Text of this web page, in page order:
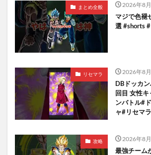
まとめ全般 2026年8
マジで色褪
選 #shorts
リセマラ 2026年8
DBドッカ
回目 女性キ
ンバトル#
ャ#リセマ
攻略 2026年8
最強チーム